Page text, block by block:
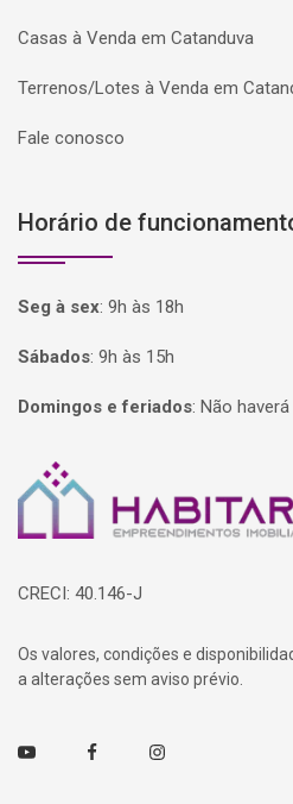
Casas à Venda em Catanduva
Terrenos/Lotes à Venda em
Fale conosco
Horário de
Seg à sex: 9h às 18h
Sábados: 9h às 15h
Domingos e feriados: Não
Página inicial
CRECI: 40.146-J
Os valores, condições e
a alterações sem aviso prévio.
Youtube FacebookInstagram